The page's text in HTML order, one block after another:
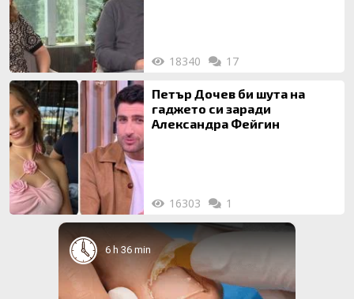
18340 17
Петър Дочев би шута на
гаджето си заради
Александра Фейгин
16303 1
6 h 36 min